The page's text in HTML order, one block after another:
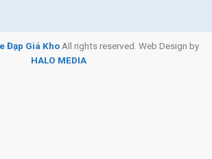
thắng đĩa cơ, kết hợp cùng bánh xe nhỏ
cầu đi lại giữa các địa điểm không quá xa.
Đạp Giá Kho All rights reserved. Web Design by
HALO MEDIA